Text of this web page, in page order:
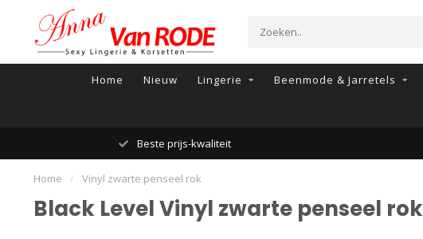
Home Nieuw Lingerie Beenmode & Jarretels
Beste prijs-kwaliteit
Home / Vinyl zwarte penseel rok
Black Level Vinyl zwarte penseel rok